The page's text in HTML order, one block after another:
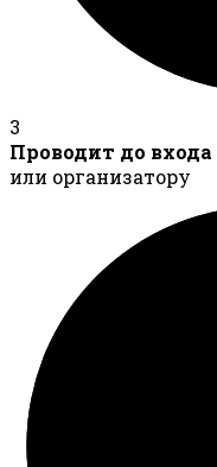
3
Проводит до входа
или организатору